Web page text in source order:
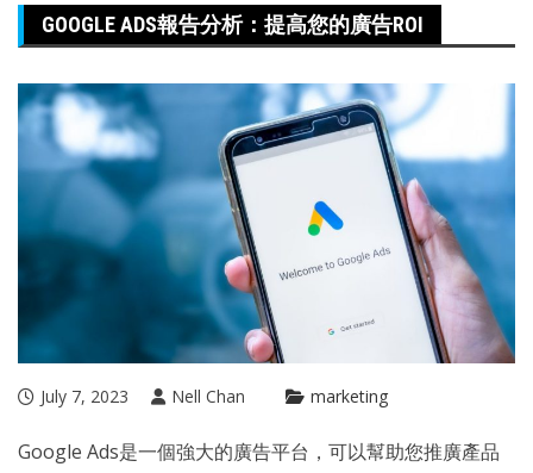
GOOGLE ADS報告分析：提高您的廣告ROI
July 7, 2023 Nell Chan marketing
Google Ads是一個強大的廣告平台，可以幫助您推廣產品